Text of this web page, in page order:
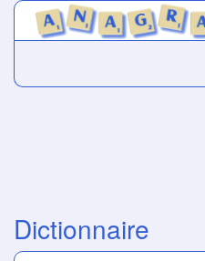
Dictionnaire